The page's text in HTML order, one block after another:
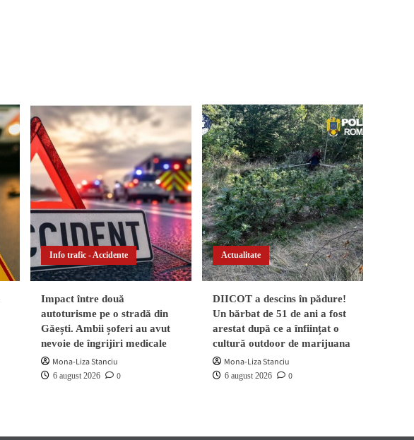
Info trafic - Accidente
Impact între două
autoturisme pe o stradă din
Găești. Ambii șoferi au avut
nevoie de îngrijiri medicale
Mona-Liza Stanciu
6 august 2026 0
Actualitate
DIICOT a descins în pădure!
Un bărbat de 51 de ani a fost
arestat după ce a înființat o
cultură outdoor de marijuana
Mona-Liza Stanciu
6 august 2026 0